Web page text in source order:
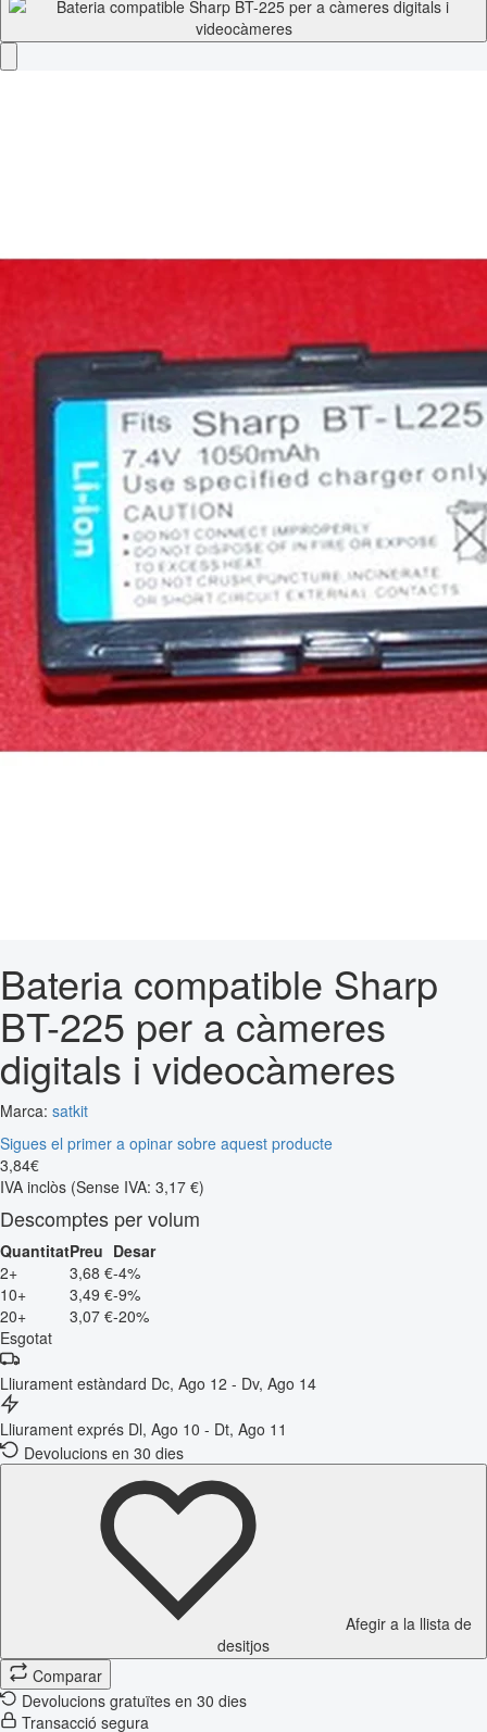
Bateria compatible Sharp
BT-225 per a càmeres
digitals i videocàmeres
Marca: satkit
Sigues el primer a opinar sobre aquest producte
3,84€
IVA inclòs (Sense IVA: 3,17 €)
Descomptes per volum
QuantitatPreu Desar
2+
3,68 €-4%
10+
3,49 €-9%
20+
3,07 €-20%
Esgotat
Lliurament estàndard Dc, Ago 12 - Dv, Ago 14
Lliurament exprés Dl, Ago 10 - Dt, Ago 11
Devolucions en 30 dies
Afegir a la llista de
desitjos
Comparar
Devolucions gratuïtes en 30 dies
Transacció segura